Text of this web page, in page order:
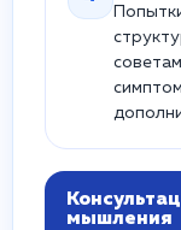
мышления